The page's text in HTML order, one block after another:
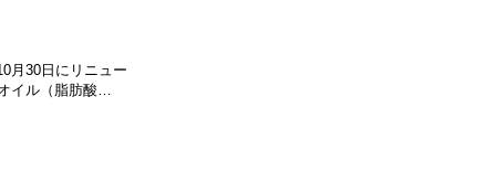
月30日にリニュー
イル（脂肪酸…